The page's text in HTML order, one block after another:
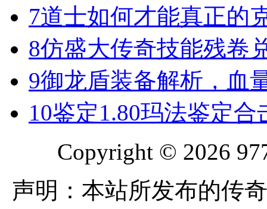
7道士如何才能真正的
8仿盛大传奇技能残卷
9御龙盾装备解析，血
10鉴定1.80玛法鉴定
Copyright © 2026
声明：本站所发布的传